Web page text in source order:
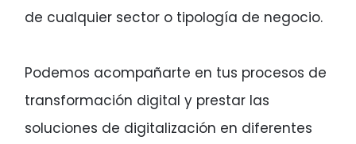
de cualquier sector o tipología de negocio.
Podemos acompañarte en tus procesos de
transformación digital y prestar las
soluciones de digitalización en diferentes